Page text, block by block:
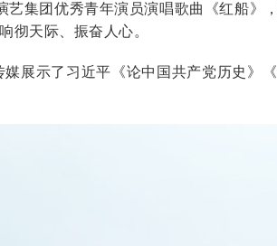
团优秀青年演员演唱歌曲《红船》，
彻天际、振奋人心。
示了习近平《论中国共产党历史》《